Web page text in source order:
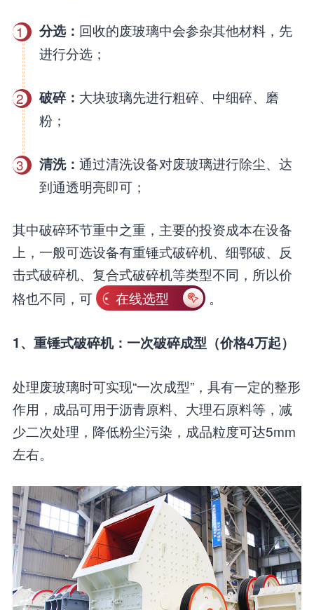
1 分选： 回收的废玻璃中会参杂其他材料，先
进行分选；
2 破碎： 大块玻璃先进行粗碎、中细碎、磨
粉；
3 清洗： 通过清洗设备对废玻璃进行除尘、达
到通透明亮即可；
其中破碎环节重中之重，主要的投资成本在设备
上，一般可选设备有重锤式破碎机、细鄂破、反
击式破碎机、复合式破碎机等类型不同，所以价
格也不同，可
在线选型 。
1、重锤式破碎机：一次破碎成型（价格4万起）
处理废玻璃时可实现“一次成型”，具有一定的整形
作用，成品可用于沥青原料、大理石原料等，减
少二次处理，降低粉尘污染，成品粒度可达5mm
左右。